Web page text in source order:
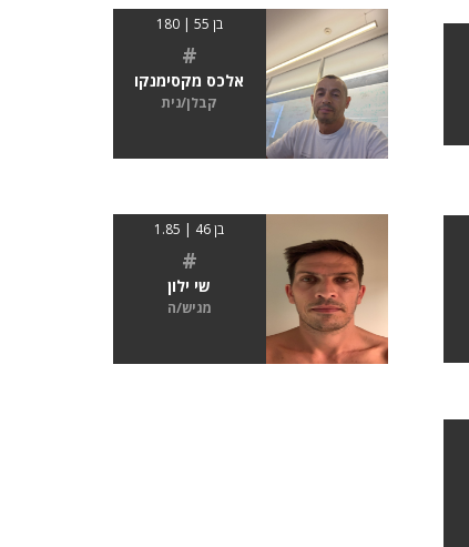
בן 55 | 180
#
אלכס מקסימנקו
קבלן/נית
בן 46 | 1.85
#
שי ילון
מגיש/ה